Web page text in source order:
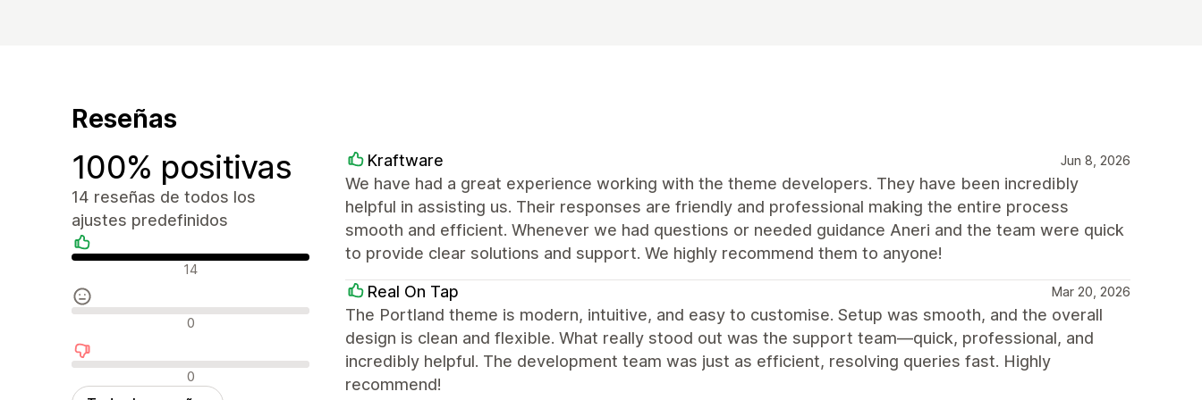
Reseñas
100% positivas
14 reseñas de todos los
ajustes predefinidos
Reseñas positivas14
Reseñas neutras 0
Reseñas negativas
0
Kraftware Jun 8, 2026
We have had a great experience working with the theme developers. They have been incredibly
helpful in assisting us. Their responses are friendly and professional making the entire process
smooth and efficient. Whenever we had questions or needed guidance Aneri and the team were quick
to provide clear solutions and support. We highly recommend them to anyone!
Real On Tap Mar 20, 2026
The Portland theme is modern, intuitive, and easy to customise. Setup was smooth, and the overall
design is clean and flexible. What really stood out was the support team—quick, professional, and
incredibly helpful. The development team was just as efficient, resolving queries fast. Highly
recommend!